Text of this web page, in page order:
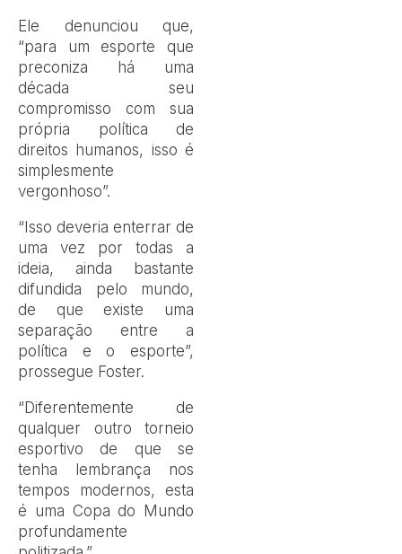
Ele denunciou que,
“para um esporte que
preconiza há uma
década seu
compromisso com sua
própria política de
direitos humanos, isso é
simplesmente
vergonhoso”.
“Isso deveria enterrar de
uma vez por todas a
ideia, ainda bastante
difundida pelo mundo,
de que existe uma
separação entre a
política e o esporte”,
prossegue Foster.
“Diferentemente de
qualquer outro torneio
esportivo de que se
tenha lembrança nos
tempos modernos, esta
é uma Copa do Mundo
profundamente